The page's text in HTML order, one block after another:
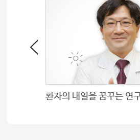
학교 선생님들도 그래요. 의
서울아산병원에서 치료하면
환자의 내일을 꿈꾸는 연